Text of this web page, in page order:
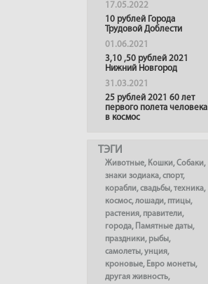
17.05.2022
10 рублей Города
Трудовой Доблести
01.06.2021
3,10 ,50 рублей 2021
Нижний Новгород
31.03.2021
25 рублей 2021 60 лет
первого полета человека
в космос
ТЭГИ
Животные, Кошки,Собаки,
знаки зодиака,спорт,
корабли,свадьбы,техника,
космос,лошади, птицы,
растения, правители,
города, Памятные даты,
праздники, рыбы,
самолеты,унция,
кроновые, Евро монеты,
другая живность,